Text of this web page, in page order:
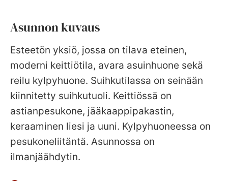
Asunnon kuvaus
Esteetön yksiö, jossa on tilava eteinen,
moderni keittiötila, avara asuinhuone sekä
reilu kylpyhuone. Suihkutilassa on seinään
kiinnitetty suihkutuoli. Keittiössä on
astianpesukone, jääkaappipakastin,
keraaminen liesi ja uuni. Kylpyhuoneessa on
pesukoneliitäntä. Asunnossa on
ilmanjäähdytin.